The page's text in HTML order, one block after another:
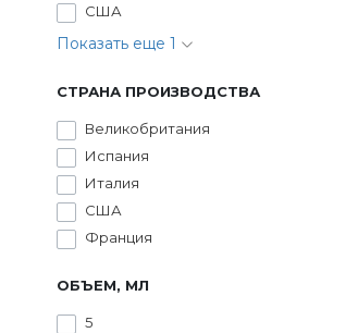
США
Показать еще 1
СТРАНА ПРОИЗВОДСТВА
Великобритания
Испания
Италия
США
Франция
ОБЪЕМ, МЛ
5